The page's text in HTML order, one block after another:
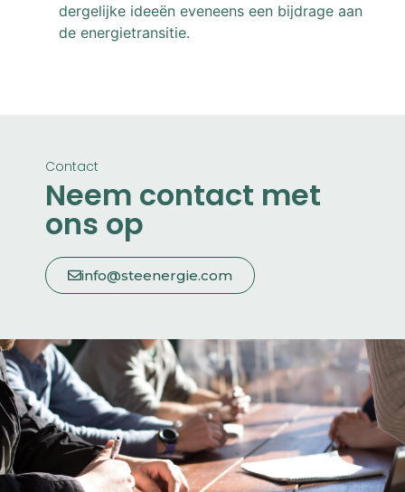
dergelijke ideeën eveneens een bijdrage aan
de energietransitie.
Contact
Neem contact met
ons op
info@steenergie.com